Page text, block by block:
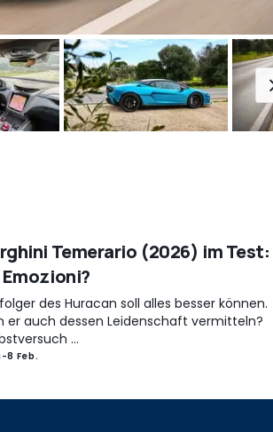
Temerario (2026) im Test:
des Huracan soll alles besser können.
er auch dessen Leidenschaft vermitteln?
...
-8 Feb.